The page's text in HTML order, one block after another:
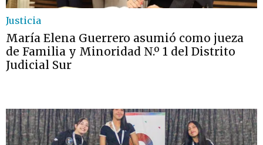
Justicia
María Elena Guerrero asumió como jueza
de Familia y Minoridad N.º 1 del Distrito
Judicial Sur